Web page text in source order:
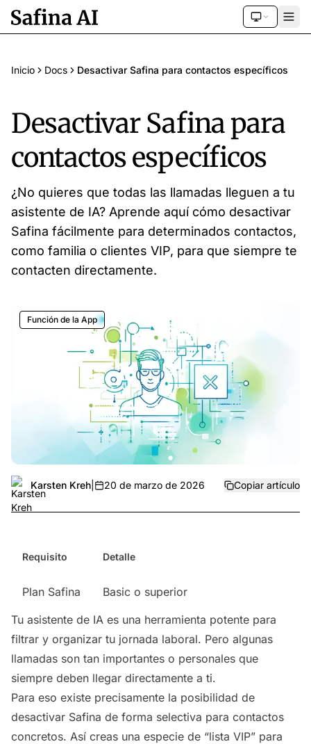
Inicio Docs Desactivar Safina para contactos específicos
Desactivar Safina para
contactos específicos
¿No quieres que todas las llamadas lleguen a tu
asistente de IA? Aprende aquí cómo desactivar
Safina fácilmente para determinados contactos,
como familia o clientes VIP, para que siempre te
contacten directamente.
Función de la App
Karsten Kreh 20 de marzo de 2026 Copiar artículo
Requisito Detalle
Plan Safina
Basic o superior
Tu asistente de IA es una herramienta potente para
filtrar y organizar tu jornada laboral. Pero algunas
llamadas son tan importantes o personales que
siempre deben llegar directamente a ti.
Para eso existe precisamente la posibilidad de
desactivar Safina de forma selectiva para contactos
concretos. Así creas una especie de “lista VIP” para